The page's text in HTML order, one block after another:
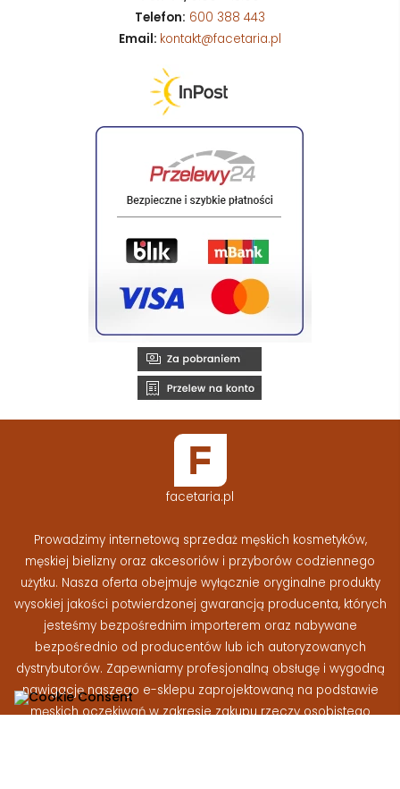
Telefon: 600 388 443
Email: kontakt@facetaria.pl
facetaria.pl
Prowadzimy internetową sprzedaż męskich kosmetyków,
męskiej bielizny oraz akcesoriów i przyborów codziennego
użytku. Nasza oferta obejmuje wyłącznie oryginalne produkty
wysokiej jakości potwierdzonej gwarancją producenta, których
jesteśmy bezpośrednim importerem oraz nabywane
bezpośrednio od producentów lub ich autoryzowanych
dystrybutorów. Zapewniamy profesjonalną obsługę i wygodną
nawigację naszego e-sklepu zaprojektowaną na podstawie
męskich oczekiwań w zakresie zakupu rzeczy osobistego